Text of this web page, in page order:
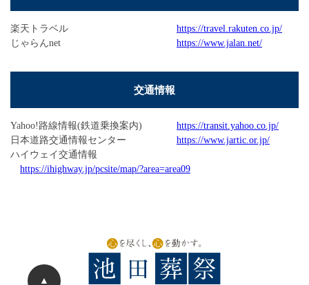
楽天トラベル
https://travel.rakuten.co.jp/
じゃらんnet
https://www.jalan.net/
交通情報
Yahoo!路線情報(鉄道乗換案内)
https://transit.yahoo.co.jp/
日本道路交通情報センター
https://www.jartic.or.jp/
ハイウェイ交通情報
https://ihighway.jp/pcsite/map/?area=area09
▲